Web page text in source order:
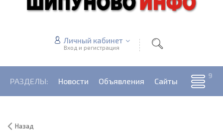
Личный кабинет
Вход и регистрация
РАЗДЕЛЫ: Новости Объявления Сайты
Назад